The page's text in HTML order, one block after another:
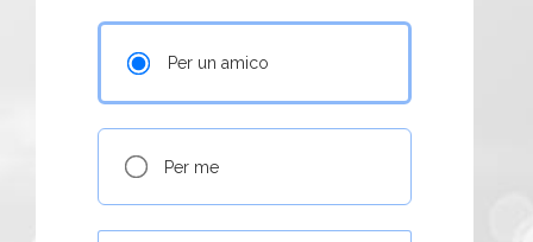
Per un amico
Per me